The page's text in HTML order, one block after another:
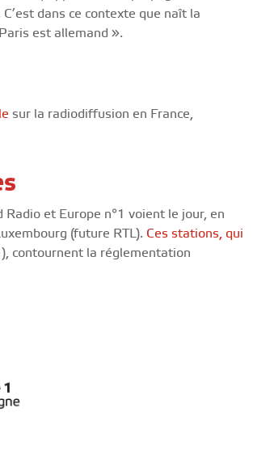
dans ce contexte que naît la
est allemand ».
sur la radiodiffusion en France,
et Europe n°1 voient le jour, en
(future RTL). Ces stations, qui
contournent la réglementation